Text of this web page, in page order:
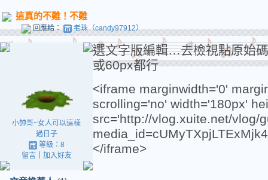
這真的不難！不難
回應給： 老珠（candy97912）
小帥哥~女人可以這樣
過日子
等級：8
留言｜ 加入好友
選文字版編輯…去檢視點原始
或60px都行
<iframe marginwidth='0'
scrolling='no' width='180px'
src='http://vlog.xuite.net/vlog/
</iframe>